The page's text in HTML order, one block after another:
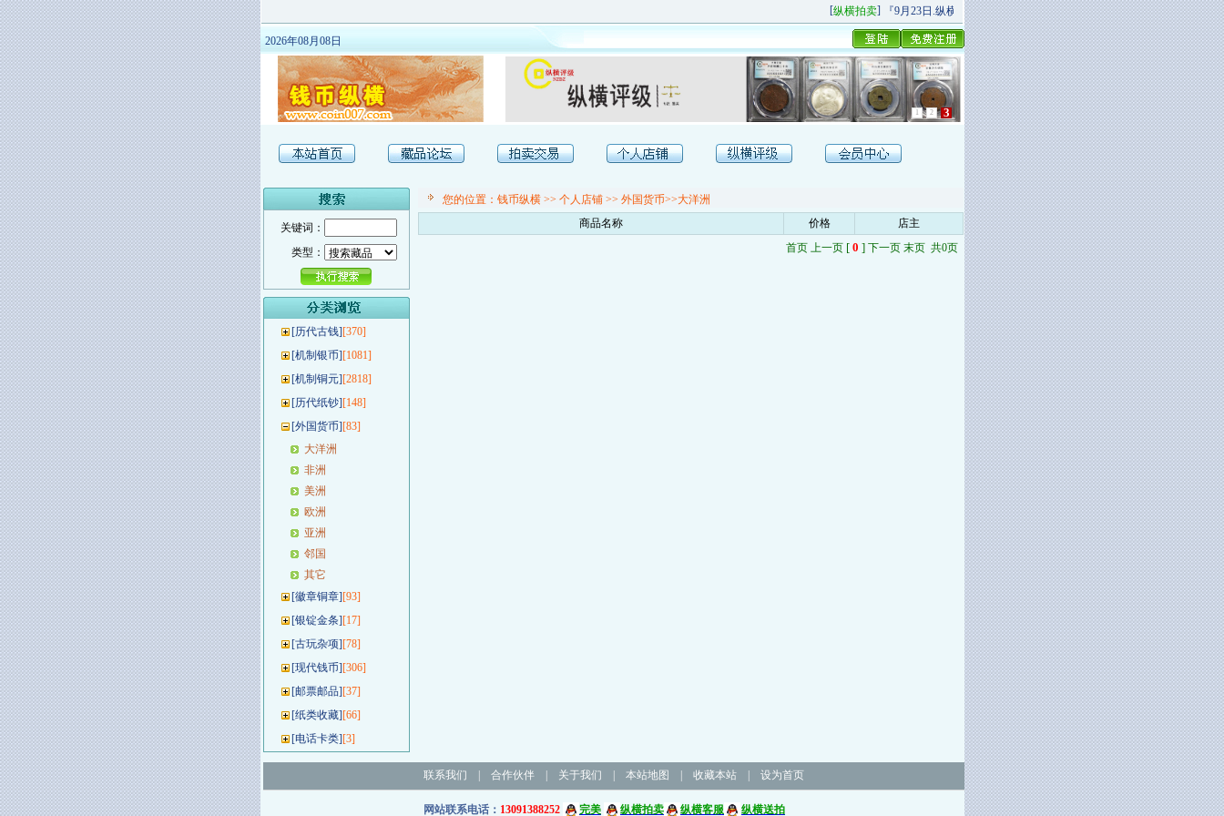
纵横拍卖] 『9月23日.纵横秋季精品场P场』 今日上新！[纵横拍卖]9月20日.纵横
2026年08月08日
1 2 3
关键词：
类型：
[历代古钱][370]
[机制银币][1081]
[机制铜元][2818]
[历代纸钞][148]
[外国货币][83]
大洋洲
非洲
美洲
欧洲
亚洲
邻国
其它
[徽章铜章][93]
[银锭金条][17]
[古玩杂项][78]
[现代钱币][306]
[邮票邮品][37]
[纸类收藏][66]
[电话卡类][3]
您的位置： 钱币纵横 >> 个人店铺 >> 外国货币>>大洋洲
商品名称
价格
店主
首页 上一页 [ 0 ] 下一页 末页 共0页
联系我们 合作伙伴| 关于我们 本站地图 收藏本站| 设为首页
网站联系电话： 13091388252 完美 纵横拍卖 纵横客服 纵横送拍